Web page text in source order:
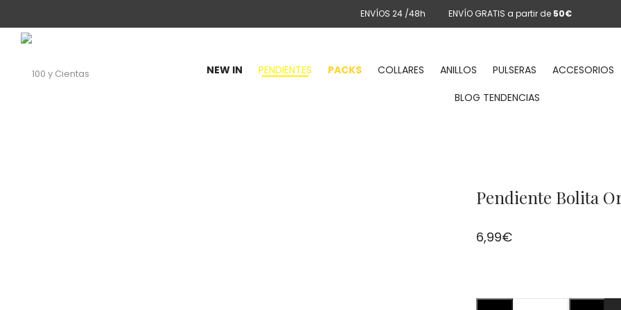
ENVÍOS 24 /48h ENVÍO GRATIS a partir de 50€
NEW IN PENDIENTES PACKS COLLARES ANILLOS PULSERAS ACCESORIOS
BLOG TENDENCIAS
Pendiente Bolita
6,99€